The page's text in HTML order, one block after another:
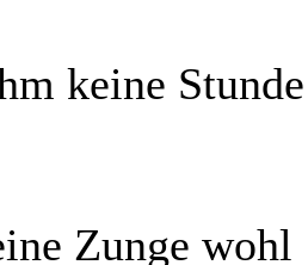
keine Stunde
Zunge wohl